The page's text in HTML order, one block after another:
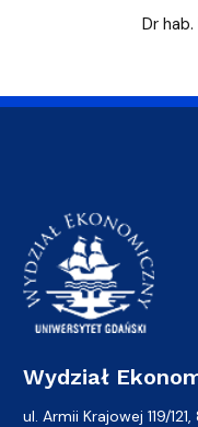
Dr
Wydział
ul. Armii Krajowej 119/